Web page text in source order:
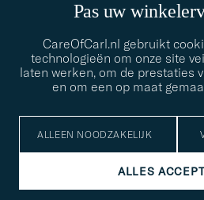
Pas uw
CareOfCarl.nl gebruikt
technologieën om onze site
laten werken, om de prestaties
en om een op maat
ALLEEN NOODZAKELIJK
ALLES
STIJLADVIES
© Care of Carl 2026